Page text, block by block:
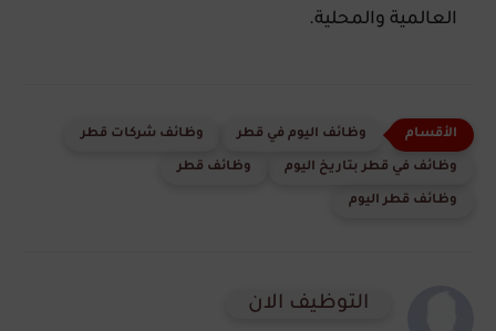
العالمية والمحلية.
وظائف اليوم في قطر وظائف شركات قطر
وظائف في قطر بتاريخ اليوم وظائف قطر
وظائف قطر اليوم
التوظيف الان